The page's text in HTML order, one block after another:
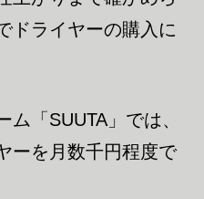
ドライヤーの購入に
「SUUTA」では、
ーを月数千円程度で